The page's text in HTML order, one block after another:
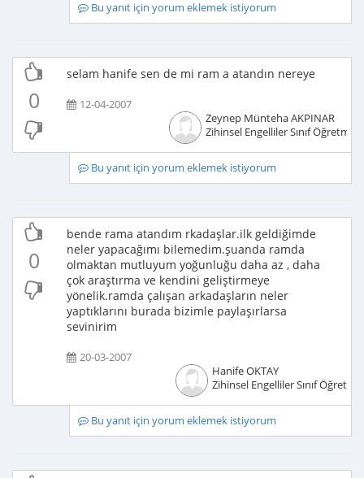
Bu yanıt için yorum eklemek istiyorum
0
selam hanife sen de mi ram a atandın nereye
12-04-2007
Zeynep Münteha AKPINAR
Zihinsel Engelliler Sınıf Öğretmeni
Bu yanıt için yorum eklemek istiyorum
0
bende rama atandım rkadaşlar.ilk geldiğimde
neler yapacağımı bilemedim.şuanda ramda
olmaktan mutluyum yoğunluğu daha az , daha
çok araştırma ve kendini geliştirmeye
yönelik.ramda çalışan arkadaşların neler
yaptıklarını burada bizimle paylaşırlarsa
sevinirim
20-03-2007
Hanife OKTAY
Zihinsel Engelliler Sınıf
Bu yanıt için yorum eklemek istiyorum